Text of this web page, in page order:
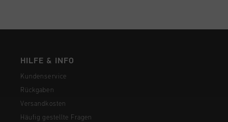
HILFE & INFO
Kundenservice
Rückgaben
Versandkosten
Häufig gestellte Fragen